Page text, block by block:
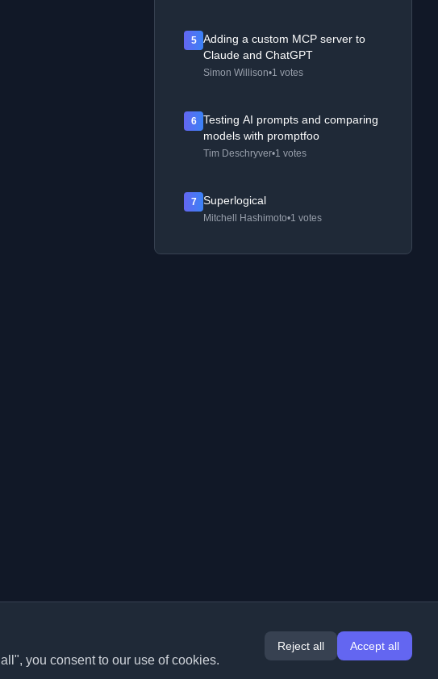
5
Adding a custom MCP server to
Claude and ChatGPT
Simon Willison•1 votes
6
Testing AI prompts and comparing
models with promptfoo
Tim Deschryver•1 votes
7 Superlogical
Mitchell Hashimoto•1 votes
you consent to our use of cookies.
Reject all Accept all